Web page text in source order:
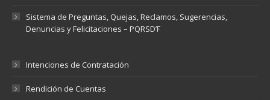
Sistema de Preguntas, Quejas, Reclamos, Sugerencias,
Denuncias y Felicitaciones – PQRSD’F
Intenciones de Contratación
Rendición de Cuentas